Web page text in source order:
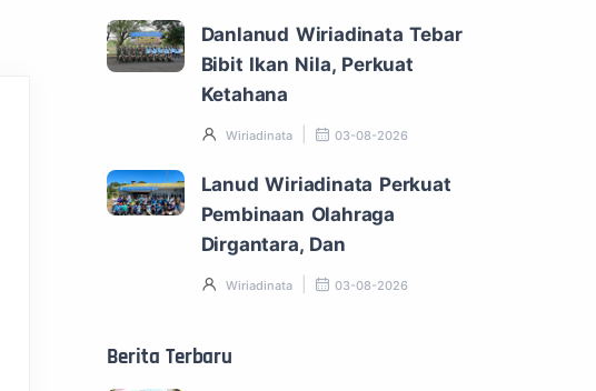
Danlanud Wiriadinata Tebar
Bibit Ikan Nila, Perkuat
Ketahana
Wiriadinata 03-08-2026
Lanud Wiriadinata Perkuat
Pembinaan Olahraga
Dirgantara, Dan
Wiriadinata 03-08-2026
Berita Terbaru